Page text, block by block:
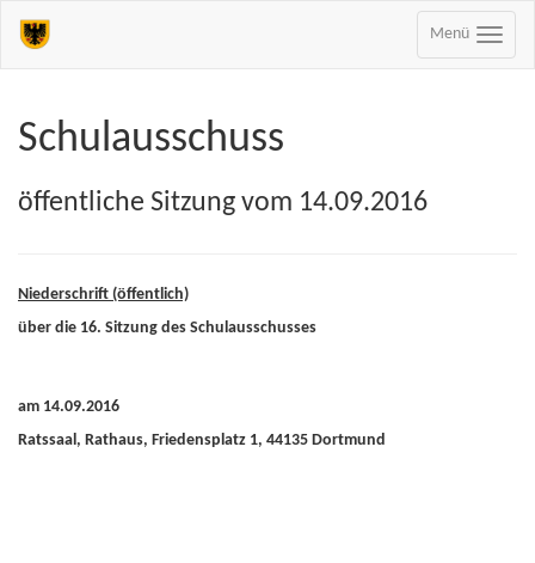
Menü
Schulausschuss
öffentliche Sitzung vom 14.09.2016
Niederschrift (öffentlich)
über die 16. Sitzung des Schulausschusses
am 14.09.2016
Ratssaal, Rathaus, Friedensplatz 1, 44135 Dortmund